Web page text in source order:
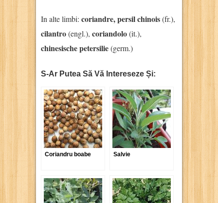
In alte limbi: coriandre, persil chinois(fr.),
cilantro(engl.), coriandolo(it.),
chinesische petersilie(germ.)
S-Ar Putea Să Vă Intereseze Și:
Coriandru boabe Salvie